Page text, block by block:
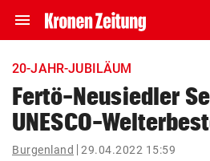
menu Navigation
ein-/ausklappen
account_circle Anmelden
20-JAHR-JUBILÄUM
Fertö-Neusiedler
UNESCO-
Burgenland 29.04.2022 15:59